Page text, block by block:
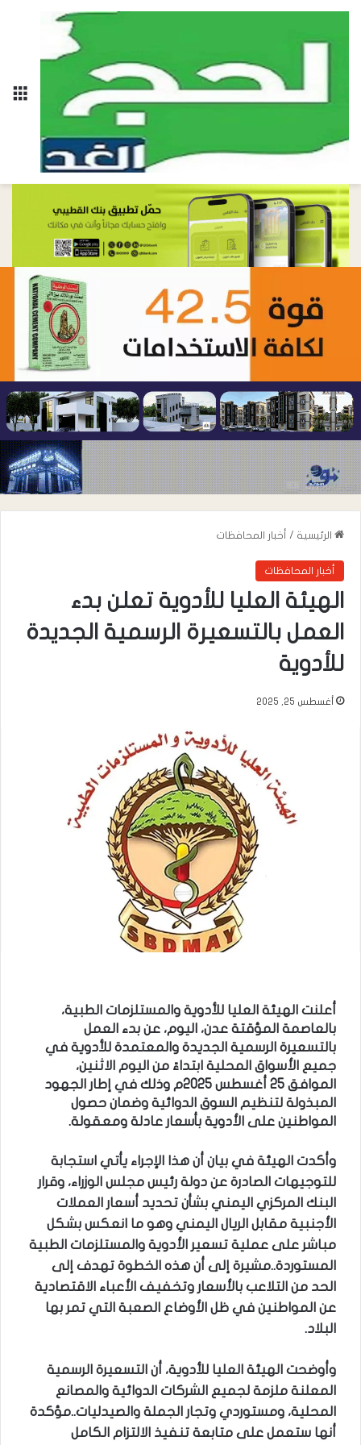
الرئيسية / أخبار المحافظات
أخبار المحافظات
الهيئة العليا للأدوية تعلن بدء
العمل بالتسعيرة الرسمية الجديدة
للأدوية
أغسطس 25, 2025
أعلنت الهيئة العليا للأدوية والمستلزمات الطبية،
بالعاصمة المؤقتة عدن، اليوم، عن بدء العمل
بالتسعيرة الرسمية الجديدة والمعتمدة للأدوية في
جميع الأسواق المحلية ابتداءً من اليوم الاثنين،
الموافق 25 أغسطس 2025م وذلك في إطار الجهود
المبذولة لتنظيم السوق الدوائية وضمان حصول
المواطنين على الأدوية بأسعار عادلة ومعقولة.
وأكدت الهيئة في بيان أن هذا الإجراء يأتي استجابة
للتوجيهات الصادرة عن دولة رئيس مجلس الوزراء، وقرار
البنك المركزي اليمني بشأن تحديد أسعار العملات
الأجنبية مقابل الريال اليمني وهو ما انعكس بشكل
مباشر على عملية تسعير الأدوية والمستلزمات الطبية
المستوردة..مشيرة إلى أن هذه الخطوة تهدف إلى
الحد من التلاعب بالأسعار وتخفيف الأعباء الاقتصادية
عن المواطنين في ظل الأوضاع الصعبة التي تمر بها
البلاد.
وأوضحت الهيئة العليا للأدوية، أن التسعيرة الرسمية
المعلنة ملزمة لجميع الشركات الدوائية والمصانع
المحلية، ومستوردي وتجار الجملة والصيدليات..مؤكدة
أنها ستعمل على متابعة تنفيذ الالتزام الكامل